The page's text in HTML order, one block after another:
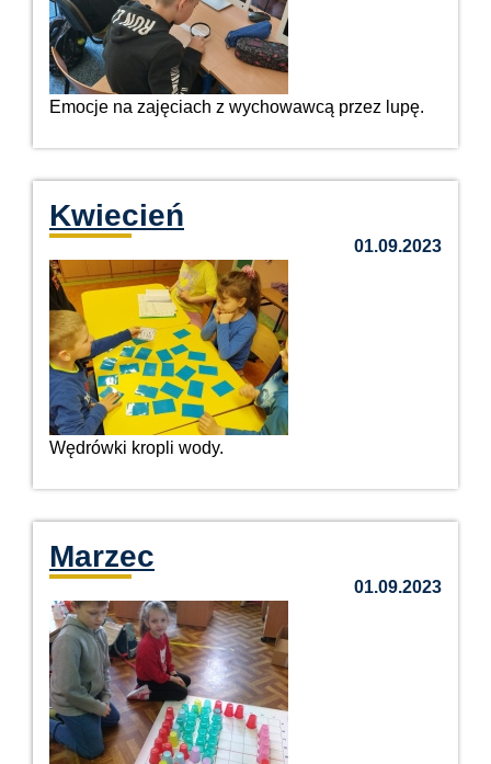
Emocje na zajęciach z wychowawcą przez lupę.
Kwiecień
01.09.2023
Wędrówki kropli wody.
Marzec
01.09.2023